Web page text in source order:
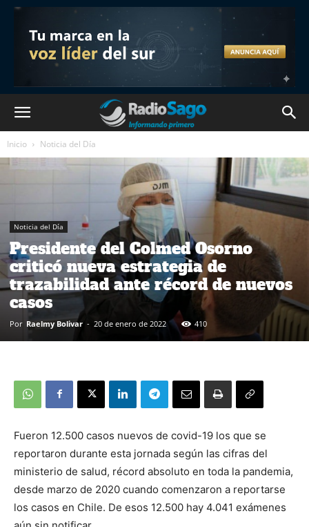
Inicio Noticia del Día
Noticia del Día
Presidente del Colmed Osorno
criticó nueva estrategia de
trazabilidad ante récord de nuevos
casos
Por Raelmy Bolivar - 20 de enero de 2022 410
Fueron 12.500 casos nuevos de covid-19 los que se
reportaron durante esta jornada según las cifras del
ministerio de salud, récord absoluto en toda la pandemia,
desde marzo de 2020 cuando comenzaron a reportarse
los casos en Chile. De esos 12.500 hay 4.041 exámenes